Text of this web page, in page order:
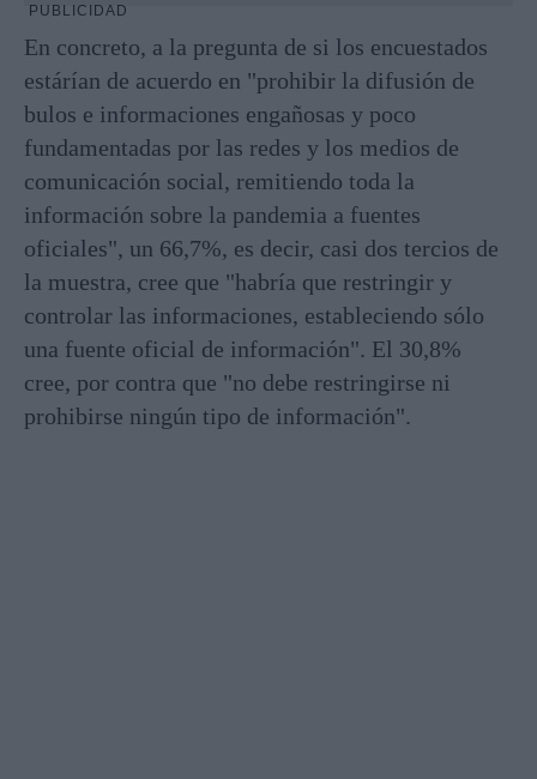
PUBLICIDAD
En concreto, a la pregunta de si los encuestados
estárían de acuerdo en "prohibir la difusión de
bulos e informaciones engañosas y poco
fundamentadas por las redes y los medios de
comunicación social, remitiendo toda la
información sobre la pandemia a fuentes
oficiales", un 66,7%, es decir, casi dos tercios de
la muestra, cree que "habría que restringir y
controlar las informaciones, estableciendo sólo
una fuente oficial de información". El 30,8%
cree, por contra que "no debe restringirse ni
prohibirse ningún tipo de información".